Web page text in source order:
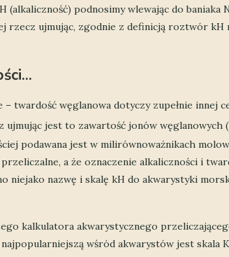
(alkaliczność) podnosimy wlewając do baniaka
rzecz ujmując, zgodnie z definicją roztwór kH
twardość węglanowa dotyczy zupełnie innej
ujmując jest to zawartość jonów węglanowych
podawana jest w milirównoważnikach
a że oznaczenie alkaliczności i
niejako nazwę i skalę kH do akwarystyki
kalkulatora akwarystycznego
wśród akwarystów jest skala